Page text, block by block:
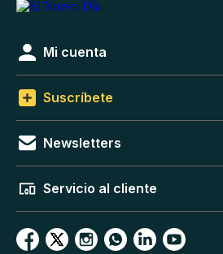
Mi cuenta
Suscríbete
Newsletters
Servicio al cliente